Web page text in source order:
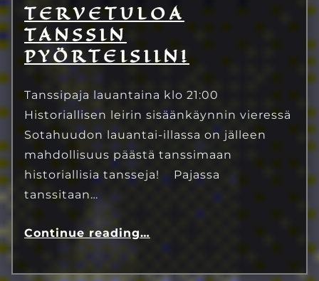
TERVETULOA
TANSSIN
PYÖRTEISIIN!
Tanssipaja lauantaina klo 21:00
Historiallisen leirin sisäänkäynnin vieressä
Sotahuudon lauantai-illassa on jälleen
mahdollisuus päästä tanssimaan
historiallisia tansseja! Pajassa
tanssitaan…
Continue reading…
9.7.2024
Eetu Kinnunen